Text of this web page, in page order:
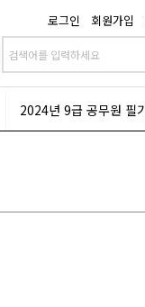
로그인 회원가입
2024년 9급 공무원 필
2024년 9급 공무원 필
2024년 9급 공무원 필